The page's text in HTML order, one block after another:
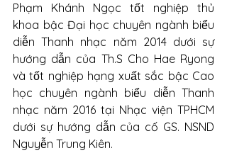
Phạm Khánh Ngọc tốt nghiệp thủ
khoa bậc Đại học chuyên ngành biểu
diễn Thanh nhạc năm 2014 dưới sự
hướng dẫn của Th.S Cho Hae Ryong
và tốt nghiệp hạng xuất sắc bậc Cao
học chuyên ngành biểu diễn Thanh
nhạc năm 2016 tại Nhạc viện TPHCM
dưới sự hướng dẫn của cố GS. NSND
Nguyễn Trung Kiên.